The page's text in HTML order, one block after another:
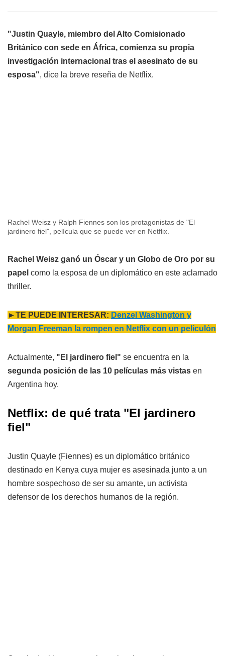
"Justin Quayle, miembro del Alto Comisionado
Británico con sede en África, comienza su propia
investigación internacional tras el asesinato de su
esposa", dice la breve reseña de Netflix.
Rachel Weisz y Ralph Fiennes son los protagonistas de "El
jardinero fiel", película que se puede ver en Netflix.
Rachel Weisz ganó un Óscar y un Globo de Oro por su
papel como la esposa de un diplomático en este aclamado
thriller.
►TE PUEDE INTERESAR: Denzel Washington y
Morgan Freeman la rompen en Netflix con un peliculón
Actualmente, "El jardinero fiel" se encuentra en la
segunda posición de las 10 películas más vistas en
Argentina hoy.
Netflix: de qué trata "El jardinero
fiel"
Justin Quayle (Fiennes) es un diplomático británico
destinado en Kenya cuya mujer es asesinada junto a un
hombre sospechoso de ser su amante, un activista
defensor de los derechos humanos de la región.